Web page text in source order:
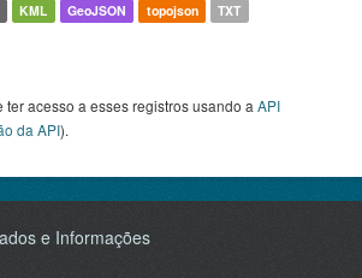
KML GeoJSON topojson TXT
ter acesso a esses registros usando a API
da API).
e Informações